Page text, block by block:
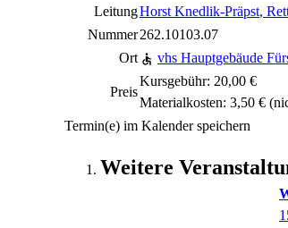
LeitungHorst Knedlik-Präpst,
Nummer262.10103.07
Ort
vhs Hauptgebäude
Preis
Kursgebühr: 20,00 €
Materialkosten: 3,50 €
Termin(e) im Kalender speichern
Weitere